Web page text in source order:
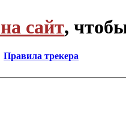
сайт,
Правила трекера